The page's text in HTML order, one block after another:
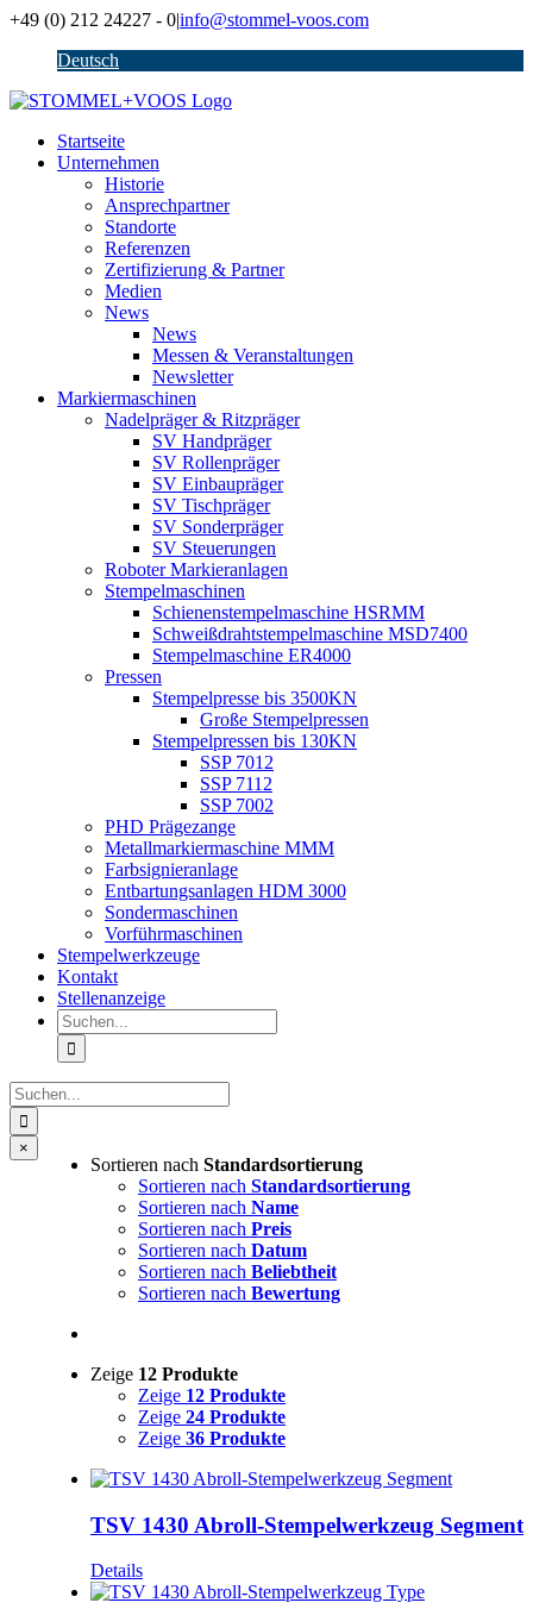
Zum
springen
+49 (0) 212 24227 - 0|info@stommel-voos.com
Deutsch
Startseite
Unternehmen
Historie
Ansprechpartner
Standorte
Referenzen
Zertifizierung & Partner
Medien
News
News
Messen & Veranstaltungen
Newsletter
Markiermaschinen
Nadelpräger & Ritzpräger
SV Handpräger
SV Rollenpräger
SV Einbaupräger
SV Tischpräger
SV Sonderpräger
SV Steuerungen
Roboter Markieranlagen
Stempelmaschinen
Schienenstempelmaschine HSRMM
Schweißdrahtstempelmaschine MSD7400
Stempelmaschine ER4000
Pressen
Stempelpresse bis 3500KN
Große Stempelpressen
Stempelpressen bis 130KN
SSP 7012
SSP 7112
SSP 7002
PHD Prägezange
Metallmarkiermaschine MMM
Farbsignieranlage
Entbartungsanlagen HDM 3000
Sondermaschinen
Vorführmaschinen
Stempelwerkzeuge
Kontakt
Stellenanzeige
Suche
nach:
Suche
nach:
Sortieren nach Standardsortierung
Sortieren nach Standardsortierung
Sortieren nach Name
Sortieren nach Preis
Sortieren nach Datum
Sortieren nach Beliebtheit
Sortieren nach Bewertung
Zeige 12 Produkte
Zeige 12 Produkte
Zeige 24 Produkte
Zeige 36 Produkte
TSV 1430 Abroll-Stempelwerkzeug Segment
Details
Close
product
×